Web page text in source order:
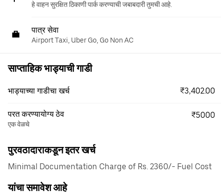
हे वाहन सुरक्षित ठिकाणी पार्क करण्याची जबाबदारी तुमची आहे.
पात्र सेवा
Airport Taxi, Uber Go, Go Non AC
साप्ताहिक भाड्याची गाडी
भाड्याच्या गाडीचा खर्च ₹3,402.00
परत करण्यायोग्य ठेव
एक वेळचे
₹5000
पुरवठादाराकडून इतर खर्च
Minimal Documentation Charge of Rs. 2360/- Fuel Cost
यांचा समावेश आहे